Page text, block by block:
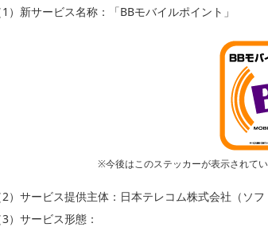
）新サービス名称：「BBモバイルポイント」
※今後はこのステッカーが表示されて
）サービス提供主体：日本テレコム株式会社（ソフ
）サービス形態：